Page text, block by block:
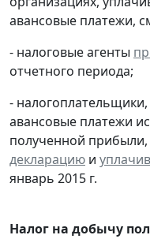
авансовые платежи,
- налоговые агенты
отчетного периода;
-
авансовые платежи
полученной прибыли,
декларацию и
январь 2015 г.
Налог на добычу